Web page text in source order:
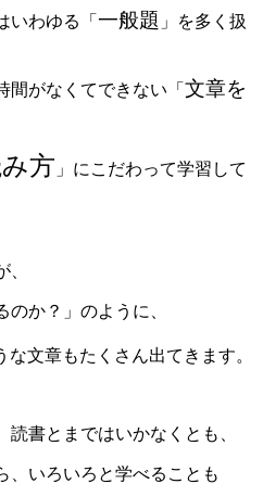
いわゆる「 一般題 」を多く扱
間がなくてできない「 文章を
方 」にこだわって学習して
か？」のように、
な文章もたくさん出てきます。
書とまではいかなくとも、
、いろいろと学べることも